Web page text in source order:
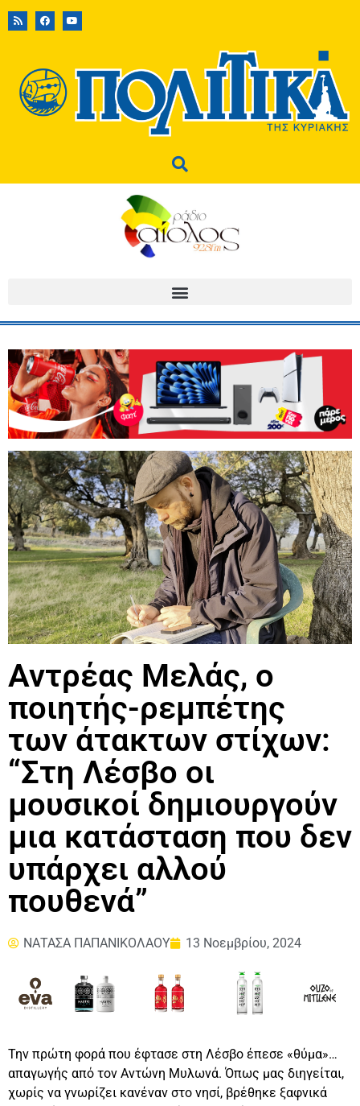
Αντρέας Μελάς, ο
ποιητής-ρεμπέτης
των άτακτων στίχων:
“Στη Λέσβο οι
μουσικοί δημιουργούν
μια κατάσταση που δεν
υπάρχει αλλού
πουθενά”
ΝΑΤΑΣΑ ΠΑΠΑΝΙΚΟΛΑΟΥ 13 Νοεμβρίου, 2024
Την πρώτη φορά που έφτασε στη Λέσβο έπεσε «θύμα»…
απαγωγής από τον Αντώνη Μυλωνά. Όπως μας διηγείται,
χωρίς να γνωρίζει κανέναν στο νησί, βρέθηκε ξαφνικά